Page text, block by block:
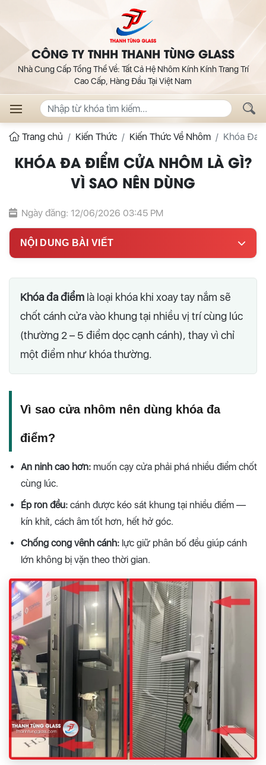
CÔNG TY TNHH THANH TÙNG GLASS
Nhà Cung Cấp Tổng Thể Về: Tất Cả Hệ Nhôm Kính Kính Trang Trí
Cao Cấp, Hàng Đầu Tại Việt Nam
Trang chủ Kiến Thức Kiến Thức Về Nhôm Khóa Đa
KHÓA ĐA ĐIỂM CỬA NHÔM LÀ GÌ?
VÌ SAO NÊN DÙNG
Ngày đăng: 12/06/2026 03:45 PM
NỘI DUNG BÀI VIẾT
Khóa đa điểm là loại khóa khi xoay tay nắm sẽ
chốt cánh cửa vào khung tại nhiều vị trí cùng lúc
(thường 2 – 5 điểm dọc cạnh cánh), thay vì chỉ
một điểm như khóa thường.
Vì sao cửa nhôm nên dùng khóa đa
điểm?
An ninh cao hơn: muốn cạy cửa phải phá nhiều điểm chốt
cùng lúc.
Ép ron đều: cánh được kéo sát khung tại nhiều điểm —
kín khít, cách âm tốt hơn, hết hở góc.
Chống cong vênh cánh: lực giữ phân bố đều giúp cánh
lớn không bị vặn theo thời gian.